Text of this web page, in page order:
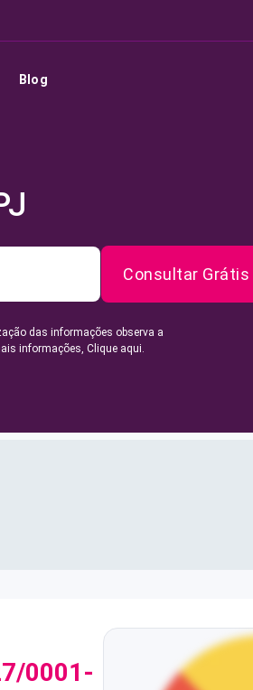
Blog
Consultar Grátis
das informações observa a
informações, Clique aqui.
0001-